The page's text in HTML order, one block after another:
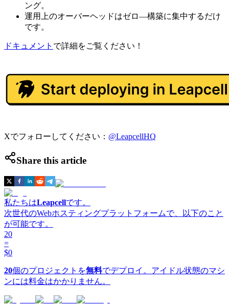
ング。
運用上のオーバーヘッドはゼロ—構築に集中するだけ
です。
ドキュメント で詳細をご覧ください！
Xでフォローしてください： @LeapcellHQ
Share this article
私たちはLeapcellです。
次世代のWebホスティングプラットフォームで、以下のこと
が可能です。
20
=
$0
20個のプロジェクトを無料でデプロイ。アイドル状態のマシ
ンには料金はかかりません。